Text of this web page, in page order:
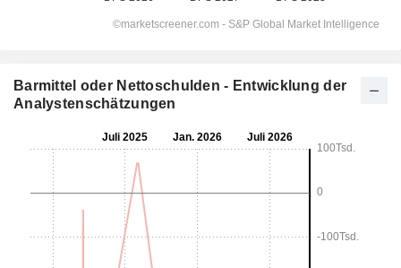
Barmittel oder Nettoschulden - Entwicklung der
Analystenschätzungen